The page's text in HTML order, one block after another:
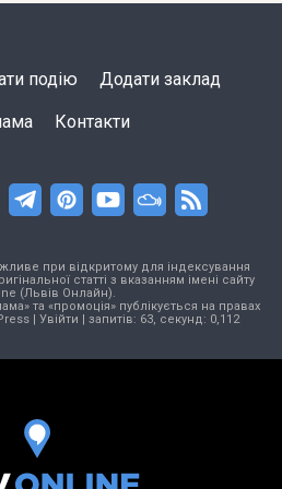
подію Додати заклад
Контакти
при відкритому для індексування
статті з вказанням імені сайту
(Львів Онлайн).
та «промоція» публікується на правах
| Увійти | запитів: 63, секунд: 0,112